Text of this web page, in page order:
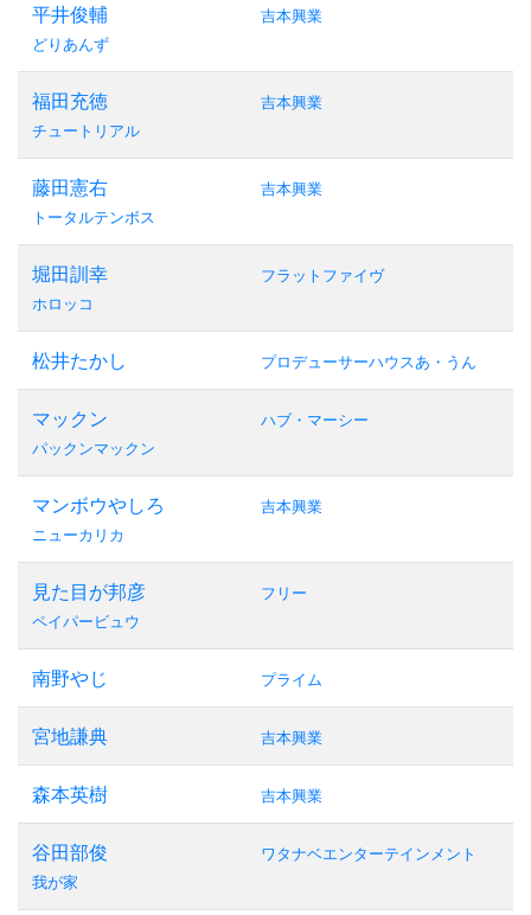
平井俊輔
どりあんず
吉本興業
福田充徳
チュートリアル
吉本興業
藤田憲右
トータルテンボス
吉本興業
堀田訓幸
ホロッコ
フラットファイヴ
松井たかし プロデューサーハウスあ・うん
マックン
パックンマックン
ハブ・マーシー
マンボウやしろ
ニューカリカ
吉本興業
見た目が邦彦
ペイパービュウ
フリー
南野やじ プライム
宮地謙典 吉本興業
森本英樹 吉本興業
谷田部俊
我が家
ワタナベエンターテインメント